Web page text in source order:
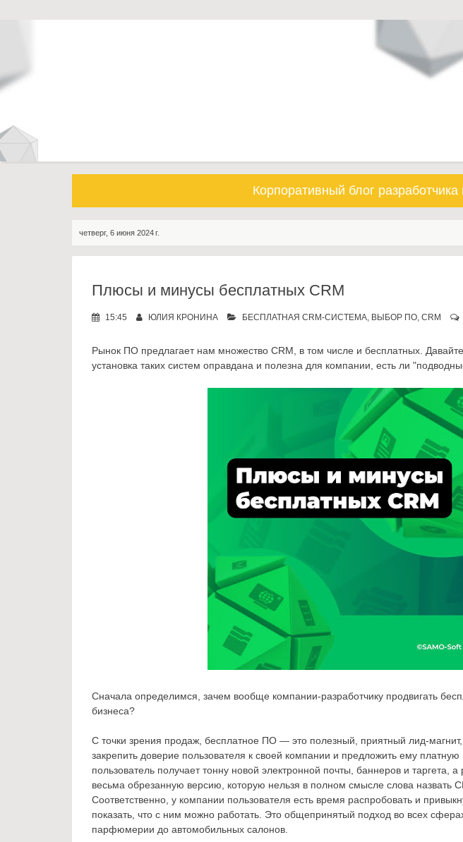
t
o
t
Корпоративный блог
четверг, 6 июня 2024 г.
Плюсы и минусы бесплатных CRM
15:45 ЮЛИЯ КРОНИНА БЕСПЛАТНАЯ CRM-СИСТЕМА, ВЫБОР ПО, CRM
Рынок ПО предлагает нам множество CRM, в том числе и бесплатных.
установка таких систем оправдана и полезна для компании, есть ли
Сначала определимся, зачем вообще компании-разработчику продвигать
бизнеса?
С точки зрения продаж, бесплатное ПО — это полезный, приятный лид-
закрепить доверие пользователя к своей компании и предложить ему
пользователь получает тонну новой электронной почты, баннеров и таргета,
весьма обрезанную версию, которую нельзя в полном смысле слова назвать
Соответственно, у компании пользователя есть время распробовать и
показать, что с ним можно работать. Это общепринятый подход во всех
парфюмерии до автомобильных салонов.